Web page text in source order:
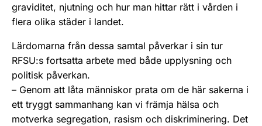
graviditet, njutning och hur man hittar rätt i vården i
flera olika städer i landet.
Lärdomarna från dessa samtal påverkar i sin tur
RFSU:s fortsatta arbete med både upplysning och
politisk påverkan.
– Genom att låta människor prata om de här sakerna i
ett tryggt sammanhang kan vi främja hälsa och
motverka segregation, rasism och diskriminering. Det